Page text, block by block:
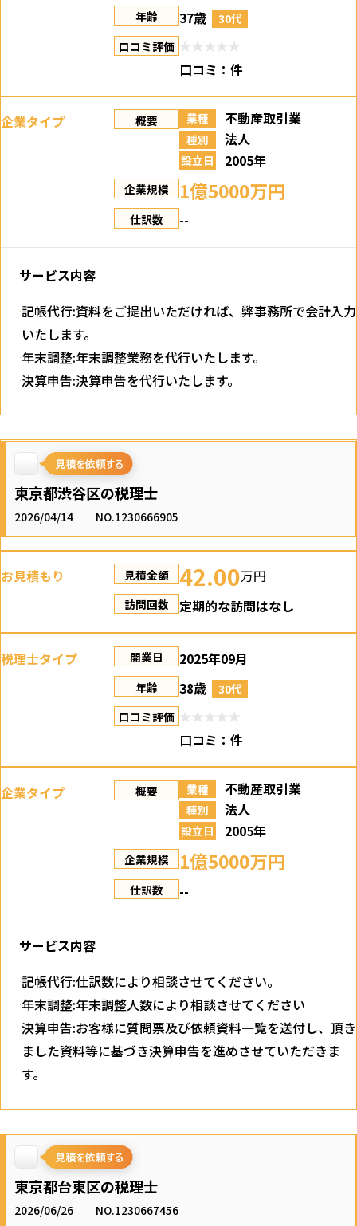
年齢 37歳
30代
口コミ評価
口コミ：件
企業タイプ 概要 業種 不動産取引業
種別 法人
設立日 2005年
企業規模 1億5000万円
仕訳数 --
サービス内容
記帳代行:資料をご提出いただければ、弊事務所で会計入力
いたします。
年末調整:年末調整業務を代行いたします。
決算申告:決算申告を代行いたします。
東京都渋谷区の税理士
2026/04/14 NO.1230666905
お見積もり 見積金額 42.00万円
訪問回数 定期的な訪問はなし
税理士タイプ 開業日 2025年09月
年齢 38歳
30代
口コミ評価
口コミ：件
企業タイプ 概要 業種 不動産取引業
種別 法人
設立日 2005年
企業規模 1億5000万円
仕訳数 --
サービス内容
記帳代行:仕訳数により相談させてください。
年末調整:年末調整人数により相談させてください
決算申告:お客様に質問票及び依頼資料一覧を送付し、頂き
ました資料等に基づき決算申告を進めさせていただきま
す。
東京都台東区の税理士
2026/06/26 NO.1230667456